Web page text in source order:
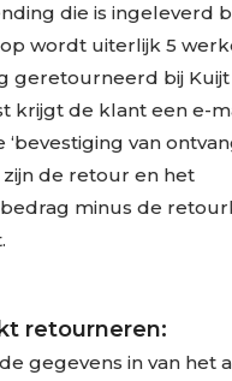
die is ingeleverd
wordt uiterlijk 5
geretourneerd bij Kuijt
krijgt de klant een e-
‘bevestiging van
de retour en het
minus de
retourneren:
gegevens in van het